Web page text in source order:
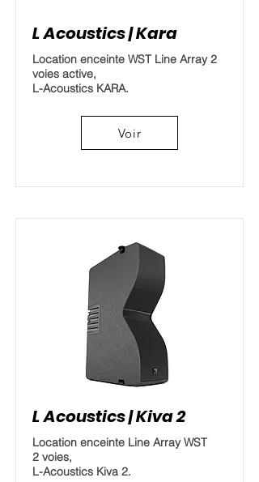
L Acoustics | Kara
Location enceinte WST Line Array 2
voies active,
L-Acoustics KARA.
Voir
L Acoustics | Kiva 2
Location enceinte Line Array WST
2 voies,
L-Acoustics Kiva 2.